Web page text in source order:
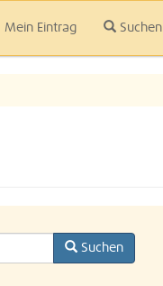
Mein Eintrag Suchen
Suchen